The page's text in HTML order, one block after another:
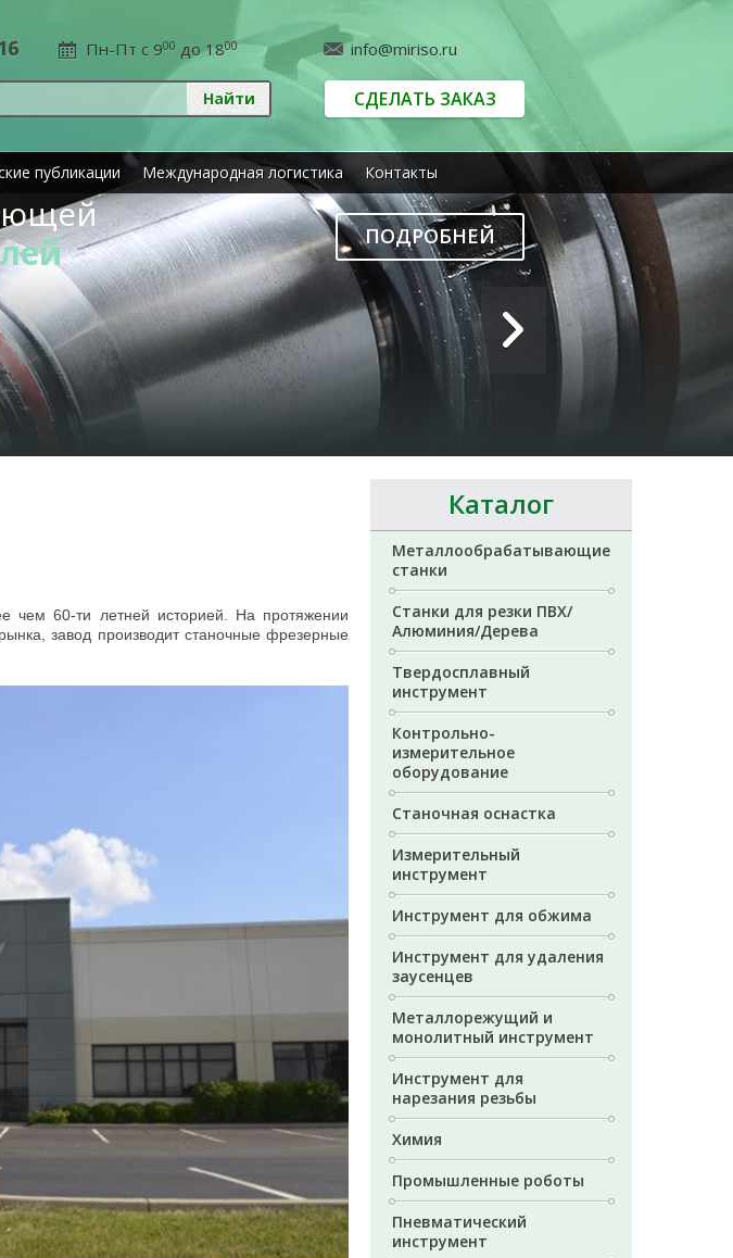
Пн-Пт с 900 до 1800 info@miriso.ru
СДЕЛАТЬ ЗАКАЗ
публикации Международная логистика Контакты
ПОДРОБНЕЙ
чем 60-ти летней историей. На протяжении
завод производит станочные фрезерные
Каталог
Металлообрабатывающие
станки
Станки для резки ПВХ/
Алюминия/Дерева
Твердосплавный
инструмент
Контрольно-
измерительное
оборудование
Станочная оснастка
Измерительный
инструмент
Инструмент для обжима
Инструмент для удаления
заусенцев
Металлорежущий и
монолитный инструмент
Инструмент для
нарезания резьбы
Химия
Промышленные роботы
Пневматический
инструмент